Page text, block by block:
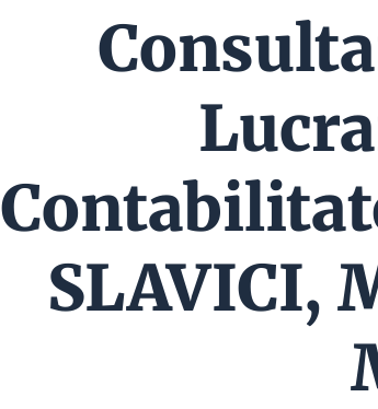
SLAVICI,